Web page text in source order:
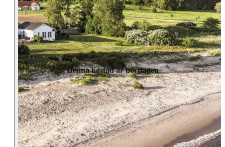
Denna bostad är borttagen